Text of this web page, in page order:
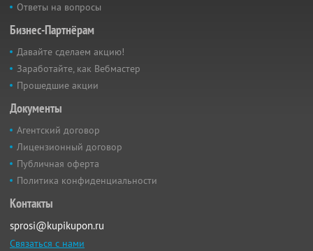
Ответы на вопросы
Бизнес-Партнёрам
Давайте сделаем акцию!
Заработайте, как Вебмастер
Прошедшие акции
Документы
Агентский договор
Лицензионный договор
Публичная оферта
Политика конфиденциальности
Контакты
sprosi@kupikupon.ru
Связаться с нами